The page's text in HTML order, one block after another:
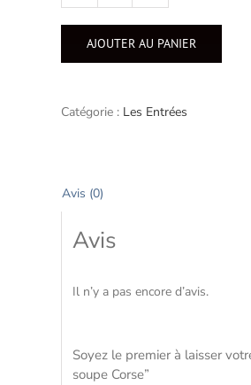
la
soupe
AJOUTER AU PANIER
Catégorie : Les Entrées
Avis (0)
Avis
Il n’y a pas encore d’avis.
Soyez le premier à laisser
soupe Corse”